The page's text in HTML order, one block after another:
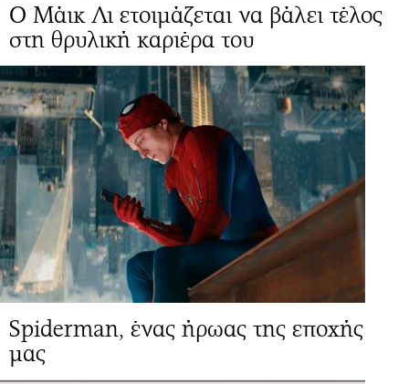
Ο Μάικ Λι ετοιμάζεται να βάλει τέλος
στη θρυλική καριέρα του
Spiderman, ένας ήρωας της εποχής
μας